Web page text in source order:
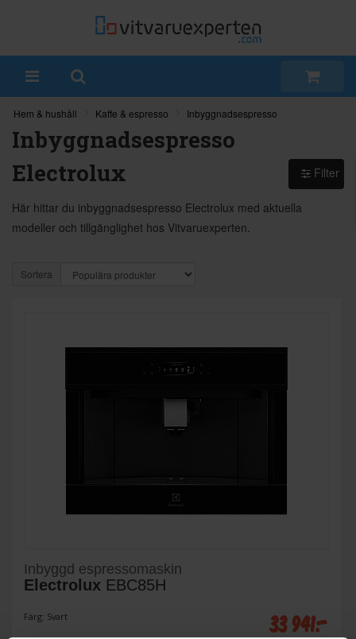
Hem & hushåll Kaffe & espresso Inbyggnadsespresso
Inbyggnadsespresso
Electrolux
Här hittar du inbyggnadsespresso Electrolux med aktuella
modeller och tillgänglighet hos Vitvaruexperten.
Sortera
Inbyggd espressomaskin
Electrolux EBC85H
Färg: Svart 33 941:-
Filter